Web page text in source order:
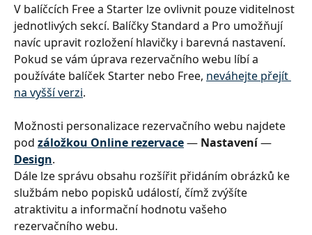
V balíčcích Free a Starter lze ovlivnit pouze viditelnost
jednotlivých sekcí. Balíčky Standard a Pro umožňují
navíc upravit rozložení hlavičky i barevná nastavení.
Pokud se vám úprava rezervačního webu líbí a
používáte balíček Starter nebo Free, neváhejte přejít
na vyšší verzi.
Možnosti personalizace rezervačního webu najdete
pod záložkou Online rezervace — Nastavení —
Design.
Dále lze správu obsahu rozšířit přidáním obrázků ke
službám nebo popisků událostí, čímž zvýšíte
atraktivitu a informační hodnotu vašeho
rezervačního webu.